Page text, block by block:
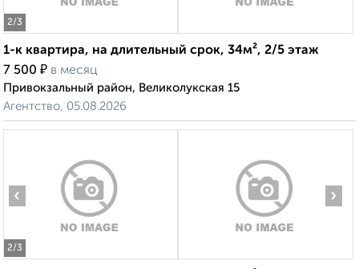
2/3
1-к квартира, на длительный срок, 34м², 2/5 этаж
7 500 ₽ в месяц
Привокзальный район, Великолукская 15
Агентство, 05.08.2026
2/3
‹ ›